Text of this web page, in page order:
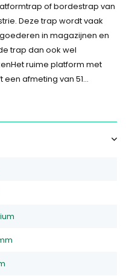
of bordestrap van
Deze trap wordt vaak
in magazijnen en
trap dan ook wel
ruime platform met
afmeting van 51...